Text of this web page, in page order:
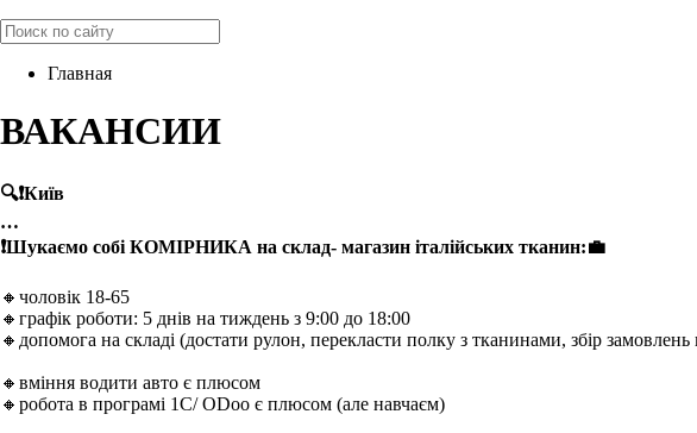
Главная
ВАКАНСИИ
🔍❗️Київ
…
❗️Шукаємо собі КОМІРНИКА на склад- магазин італійських тканин:💼
🔸чоловік 18-65
🔸графік роботи: 5 днів на тиждень з 9:00 до 18:00
🔸допомога на складі (достати рулон, перекласти полку з тканинами, збір
🔸вміння водити авто є плюсом
🔸робота в програмі 1С/ ODoo є плюсом (але навчаєм)